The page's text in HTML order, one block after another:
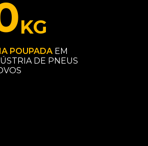
KG
POUPADAEM
DE PNEUS